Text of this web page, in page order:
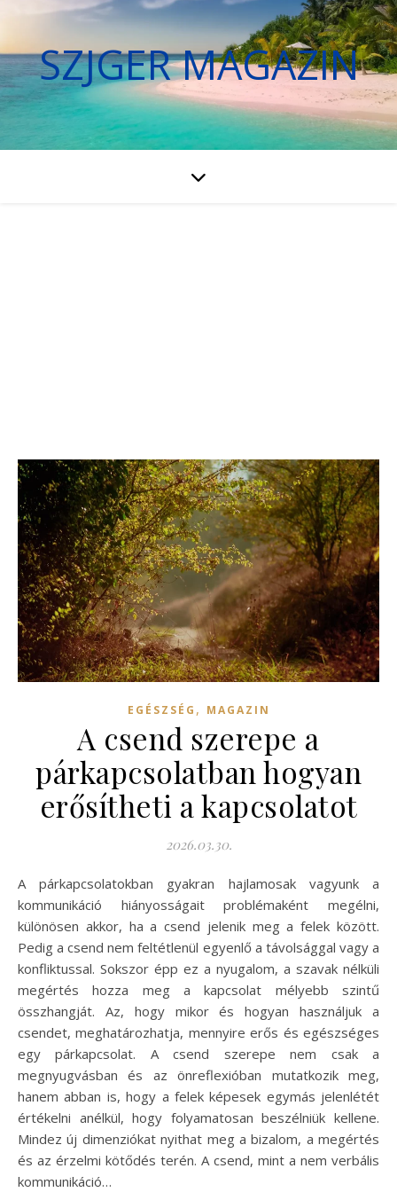
SZJGER MAGAZIN
EGÉSZSÉG , MAGAZIN
A csend szerepe a
párkapcsolatban hogyan
erősítheti a kapcsolatot
2026.03.30.
A párkapcsolatokban gyakran hajlamosak vagyunk a
kommunikáció hiányosságait problémaként megélni,
különösen akkor, ha a csend jelenik meg a felek között.
Pedig a csend nem feltétlenül egyenlő a távolsággal vagy a
konfliktussal. Sokszor épp ez a nyugalom, a szavak nélküli
megértés hozza meg a kapcsolat mélyebb szintű
összhangját. Az, hogy mikor és hogyan használjuk a
csendet, meghatározhatja, mennyire erős és egészséges
egy párkapcsolat. A csend szerepe nem csak a
megnyugvásban és az önreflexióban mutatkozik meg,
hanem abban is, hogy a felek képesek egymás jelenlétét
értékelni anélkül, hogy folyamatosan beszélniük kellene.
Mindez új dimenziókat nyithat meg a bizalom, a megértés
és az érzelmi kötődés terén. A csend, mint a nem verbális
kommunikáció…